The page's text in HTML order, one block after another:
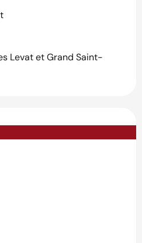
Levat et Grand Saint-